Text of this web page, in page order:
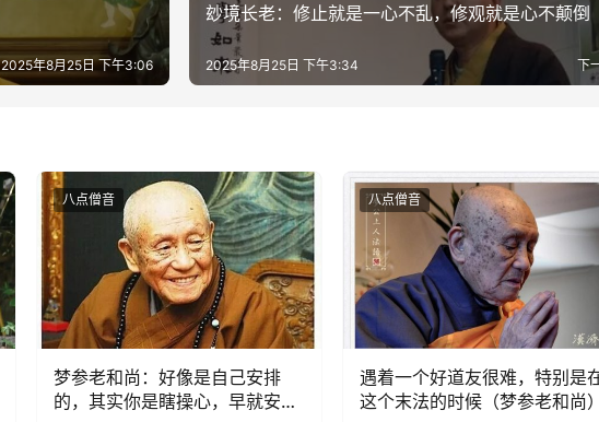
2025年8月25日 下午3:06
玅境长老：修止就是一心不乱，修观就是心不颠倒
下
2025年8月25日 下午3:34
八点僧音
梦参老和尚：好像是自己安排
的，其实你是瞎操心，早就安排
八点僧音
遇着一个好道友很难，特别是
这个末法的时候（梦参老和尚